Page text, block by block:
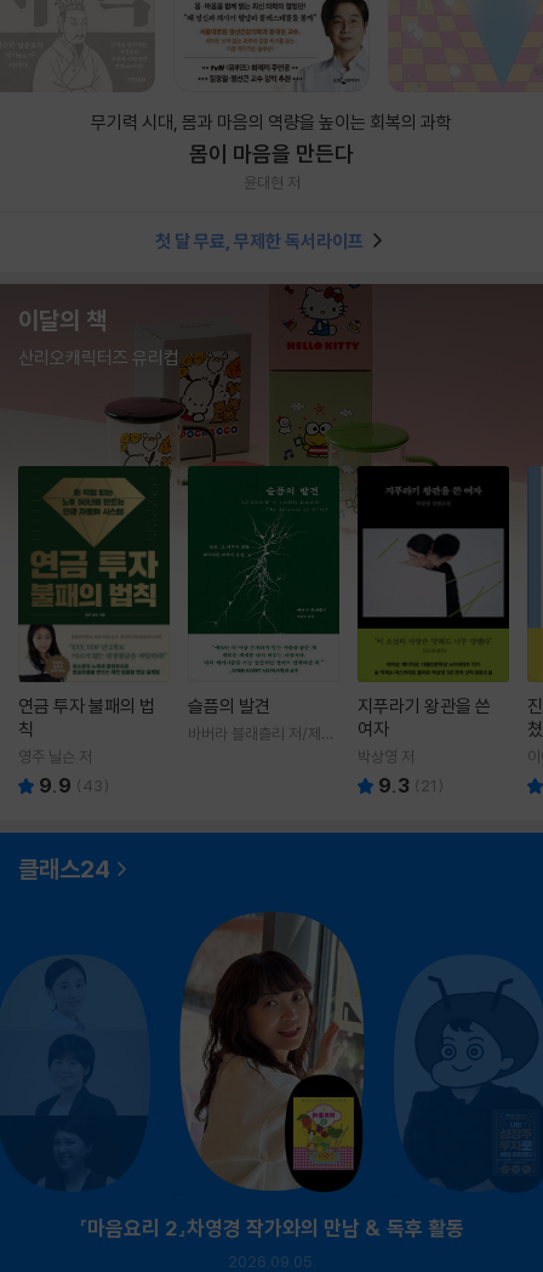
무기력 시대, 몸과 마음의 역량을 높이는 회복의 과학
몸이 마음을 만든다
윤대현 저
첫 달 무료, 무제한 독서라이프
이달의 책
산리오캐릭터즈 유리컵
연금 투자 불패의 법
칙
영주 닐슨 저
9.9 (43)
슬픔의 발견
바버라 블래츨리 저/제효
지푸라기 왕관을 쓴
여자
박상영 저
9.3 ( 21 )
클래스24
『마음요리 2』차영경 작가와의 만남 & 독후 활동
2026.09.05.